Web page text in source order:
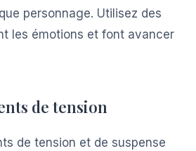
personnage. Utilisez des
les émotions et font avancer
de tension
de tension et de suspense